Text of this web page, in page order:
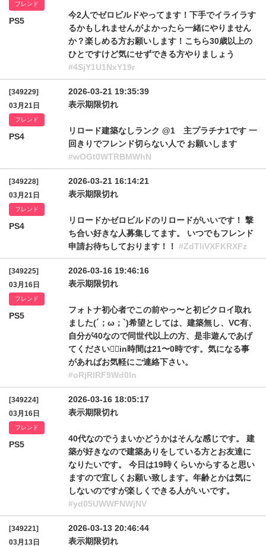
フレンド
PS5
今2人でゼロビルドやってます！下手でイライラす
るかもしれませんがよかったら一緒にやりません
か？楽しめる方お願いします！こちら30歳以上の
ひとですけど気にせずできる方やりましょう
#4SjY1U1NxY19r
[349229]
03月21日
フレンド
PS4
2026-03-21 19:35:39
表示期限切れ
リロード建築なしランク @1 主プラチナ1です 一
回きりでフレンド切らない人で お願いします
#wOGt0WTRBMWhN
[349228]
03月21日
フレンド
PS4
2026-03-21 16:14:21
表示期限切れ
リロードかゼロビルドのリロードがいいです！ 撃
ち合い好きな人募集してます。 いつでもフレンド
申請お待ちしております！！ #ZdTliVXFKRXFz
[349225]
03月16日
フレンド
PS5
2026-03-16 19:46:16
表示期限切れ
フォトナ初心者でこの前やっ〜と初ビクロイ取れ
ました(´；ω；`)希望としては、建築無し、VC有、
自分が40なので同世代以上の方、是非遊んであげ
てください🙇‍♂️in時間は21〜0時です。気になる事
があればお気軽にご連絡下さい。
#oRjRlRF9Wd0ln
[349224]
03月16日
フレンド
PS5
2026-03-16 18:05:17
表示期限切れ
40代なのでうまいかどうかはそんな感じです。 建
築が好きなので建築ありをしている方とお友達に
なりたいです。 今日は19時くらいからすると思い
ますので宜しくお願い致します。年齢とかは気に
しないのですが楽しくできる人がいいです。
#yd05UWWFNWjNV
[349221]
03月13日
2026-03-13 20:46:44
表示期限切れ